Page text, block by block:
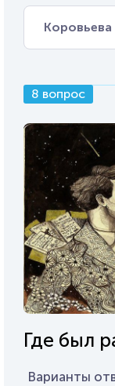
Коровьева
8 вопрос
Где был
Варианты